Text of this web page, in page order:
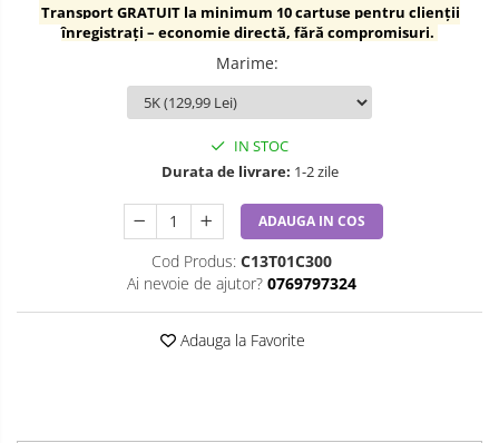
Transport GRATUIT la minimum 10 cartușe pentru clienții
înregistrați – economie directă, fără compromisuri.
Marime:
IN STOC
Durata de livrare: 1-2 zile
ADAUGA IN COS
Cod Produs: C13T01C300
Ai nevoie de ajutor? 0769797324
Adauga la Favorite